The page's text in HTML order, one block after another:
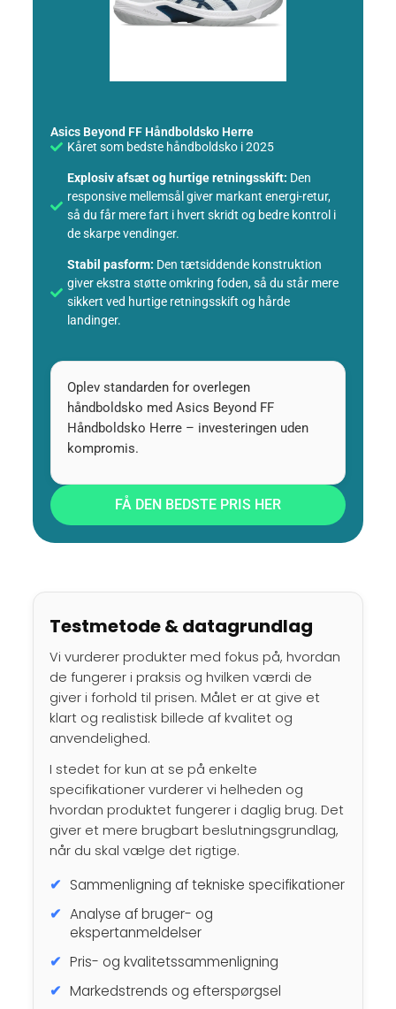
Asics Beyond FF Håndboldsko Herre
Kåret som bedste håndboldsko i 2025
Explosiv afsæt og hurtige retningsskift: Den
responsive mellemsål giver markant energi-retur,
så du får mere fart i hvert skridt og bedre kontrol i
de skarpe vendinger.
Stabil pasform: Den tætsiddende konstruktion
giver ekstra støtte omkring foden, så du står mere
sikkert ved hurtige retningsskift og hårde
landinger.
Oplev standarden for overlegen
håndboldsko med Asics Beyond FF
Håndboldsko Herre – investeringen uden
kompromis.
FÅ DEN BEDSTE PRIS HER
Testmetode & datagrundlag
Vi vurderer produkter med fokus på, hvordan
de fungerer i praksis og hvilken værdi de
giver i forhold til prisen. Målet er at give et
klart og realistisk billede af kvalitet og
anvendelighed.
I stedet for kun at se på enkelte
specifikationer vurderer vi helheden og
hvordan produktet fungerer i daglig brug. Det
giver et mere brugbart beslutningsgrundlag,
når du skal vælge det rigtige.
Sammenligning af tekniske specifikationer
Analyse af bruger- og
ekspertanmeldelser
Pris- og kvalitetssammenligning
Markedstrends og efterspørgsel